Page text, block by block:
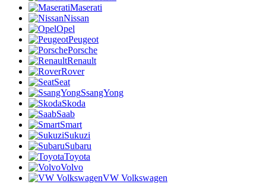
Maserati
Nissan
Opel
Peugeot
Porsche
Renault
Rover
Seat
SsangYong
Skoda
Saab
Smart
Sukuzi
Subaru
Toyota
Volvo
VW Volkswagen